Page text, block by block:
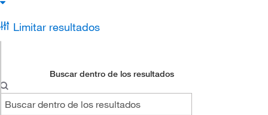
Limitar resultados
Buscar dentro de los resultados